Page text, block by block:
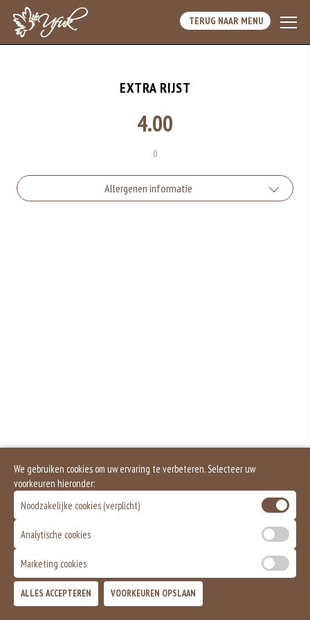
TERUG NAAR MENU
EXTRA RIJST
4.00
0
Allergenen informatie
We gebruiken cookies om uw ervaring te verbeteren. Selecteer uw
voorkeuren hieronder:
Noodzakelijke cookies (verplicht)
Analytische cookies
Marketing cookies
ALLES ACCEPTEREN VOORKEUREN OPSLAAN